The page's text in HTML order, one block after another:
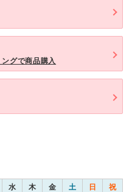
グで商品購入
水 木 金 土 日 祝